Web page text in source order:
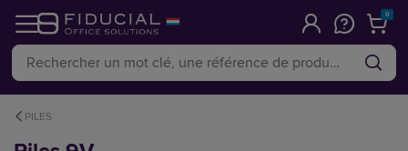
0
PILES